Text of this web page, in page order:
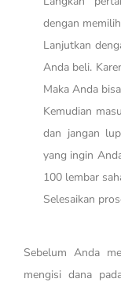
dengan
Lanjutkan
Anda beli.
Maka Anda
Kemudian
dan jangan
yang ingin
100 lembar
Selesaikan
Sebelum Anda
mengisi dana